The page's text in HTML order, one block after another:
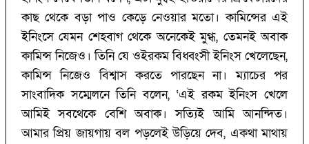
কাছ থেকে বড়া পাও কেড়ে নেওয়ার মতো। কামিন্সের এই
ইনিংসে যেমন শেহবাগ থেকে অনেকেই মুগ্ধ, তেমনই অবাক
কামিন্স নিজেও। তিনি যে ওইরকম বিধ্বংসী ইনিংস খেলেছেন,
কামিন্স নিজেও বিশ্বাস করতে পারছেন না। ম্যাচের পর
সাংবাদিক সম্মেলনে তিনি বলেন, ‘‌এই রকম ইনিংস খেলে
আমিই সবথেকে বেশি অবাক। সত্যিই আমি আনন্দিত।
আমার প্রিয় জায়গায় বল পড়লেই উড়িয়ে দেব, একথা মাথায়